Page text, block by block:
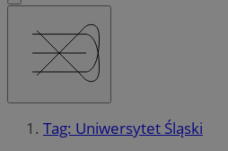
Tag: Uniwersytet Śląski